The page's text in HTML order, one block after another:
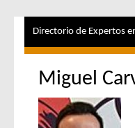
Directorio de Expertos
Miguel